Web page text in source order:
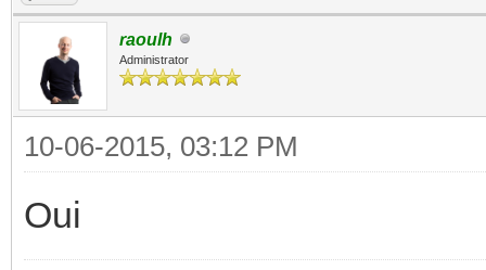
raoulh
Administrator
10-06-2015, 03:12 PM
Oui